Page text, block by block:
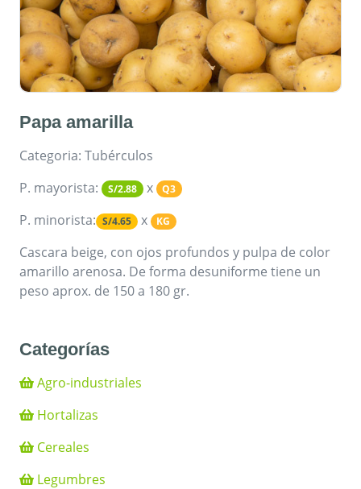
Papa amarilla
Categoria: Tubérculos
P. mayorista:
S/2.88 x Q3
P. minorista: S/4.65 x KG
Cascara beige, con ojos profundos y pulpa de color
amarillo arenosa. De forma desuniforme tiene un
peso aprox. de 150 a 180 gr.
Categorías
Agro-industriales
Hortalizas
Cereales
Legumbres